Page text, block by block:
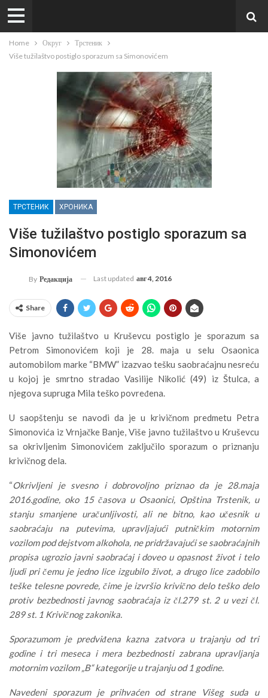
Home Округ
Трстеник
Više tužilaštvo postiglo sporazum sa Simonovićem
ТРСТЕНИК ХРОНИКА
Više tužilaštvo postiglo sporazum sa
Simonovićem
By Редакција Last updated авг 4, 2016
Share
Više javno tužilaštvo u Kruševcu postiglo je sporazum sa
Petrom Simonovićem koji je 28. maja u selu Osaonica
automobilom marke “BMW” izazvao tešku saobraćajnu nesreću
u kojoj je smrtno stradao Vasilije Nikolić (49) iz Štulca, a
njegova supruga Mila teško povređena.
U saopštenju se navodi da je u krivičnom predmetu Petra
Simonovića iz Vrnjačke Banje, Više javno tužilaštvo u Kruševcu
sa okrivljenim Simonovićem zaključilo sporazum o priznanju
krivičnog dela.
“Okrivljeni je svesno i dobrovoljno priznao da je 28.maja
2016.godine, oko 15 časova u Osaonici, Opština Trstenik, u
stanju smanjene uračunljivosti, ali ne bitno, kao učesnik u
saobraćaju na putevima, upravljajući putničkim motornim
vozilom pod dejstvom alkohola, ne pridržavajući se saobraćajnih
propisa ugrozio javni saobraćaj i doveo u opasnost život i telo
ljudi pri čemu je jedno lice izgubilo život, a drugo lice zadobilo
teške telesne povrede, čime je izvršio krivično delo teško delo
protiv bezbednosti javnog saobraćaja iz čl.279 st. 2 u vezi čl.
289 st. 1 Krivičnog zakonika.
Sporazumom je predviđena kazna zatvora u trajanju od tri
godine i tri meseca i mera bezbednosti zabrana upravljanja
motornim vozilom „B“ kategorije u trajanju od 1 godine.
Navedeni sporazum je prihvaćen od strane Višeg suda u